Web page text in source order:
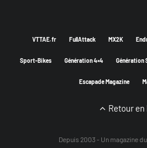
VTTAE.fr FullAttack MX2K
Sport-Bikes Génération 4×4 Génération
Escapade Magazine
Retour en
Depuis 2003 - Un magazine du